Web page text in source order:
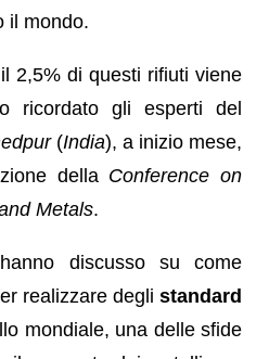
il mondo.
2,5% di questi rifiuti viene
ricordato gli esperti del
(India), a inizio mese,
della Conference on
Metals.
discusso su come
realizzare degli standard
mondiale, una delle sfide